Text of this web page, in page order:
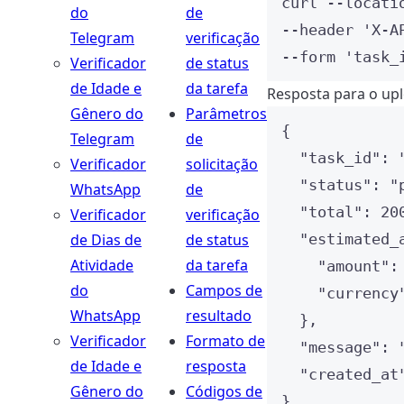
do
Telegram
Verificador
de Idade e
Gênero do
Telegram
Verificador
WhatsApp
Verificador
de Dias de
Atividade
do
WhatsApp
Verificador
de Idade e
Gênero do
de
verificação
de status
da tarefa
Parâmetros
de
solicitação
de
verificação
de status
da tarefa
Campos de
resultado
Formato de
resposta
Códigos de
--header
' X-
--form
'
Resposta para o
{
"task_id" :
"status" : "
"total" :
"amount"
},
"message" :